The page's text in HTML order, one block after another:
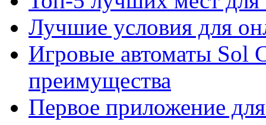
Лучшие условия для
Игровые автоматы Sol
преимущества
Первое приложение